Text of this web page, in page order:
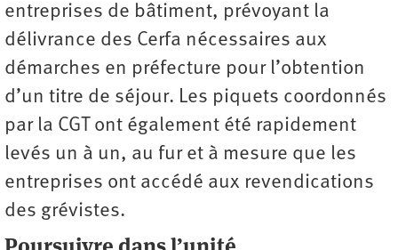
entreprises de bâtiment, prévoyant la
délivrance des Cerfa nécessaires aux
démarches en préfecture pour l’obtention
d’un titre de séjour. Les piquets coordonnés
par la CGT ont également été rapidement
levés un à un, au fur et à mesure que les
entreprises ont accédé aux revendications
des grévistes.